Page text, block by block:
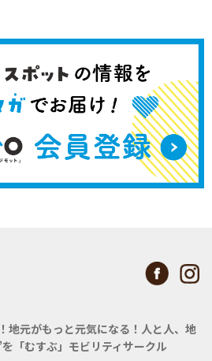
地元がもっと元気になる！ 人と人、地
「むすぶ」モビリティサークル